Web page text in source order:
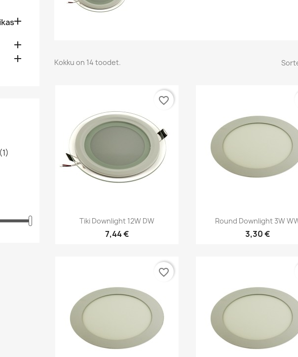



(1)
Kokku on 14 toodet.
Kiirvaade
Tiki Downlight 12W DW
7,44 €
favorite_border
Kiirvaade
Round Downlight 3W
3,30 €
favorite_border